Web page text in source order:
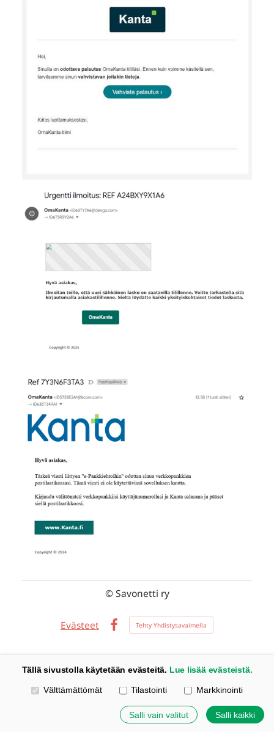
©Savonetti ry
Evästeet
Facebook
Tehty Yhdistysavaimella
Tällä sivustolla käytetään evästeitä. Lue lisää evästeistä.
Valitse käytettävät evästeet
Välttämättömät Tilastointi Markkinointi
Salli vain valitut Salli kaikki